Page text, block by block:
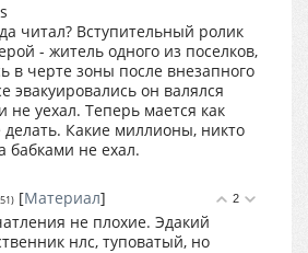
читал? Вступительный ролик
- житель одного из поселков,
в черте зоны после внезапного
эвакуировались он валялся
не уехал. Теперь мается как
Какие миллионы, никто
бабками не ехал.
2
[Материал]
не плохие. Эдакий
нлс, туповатый, но